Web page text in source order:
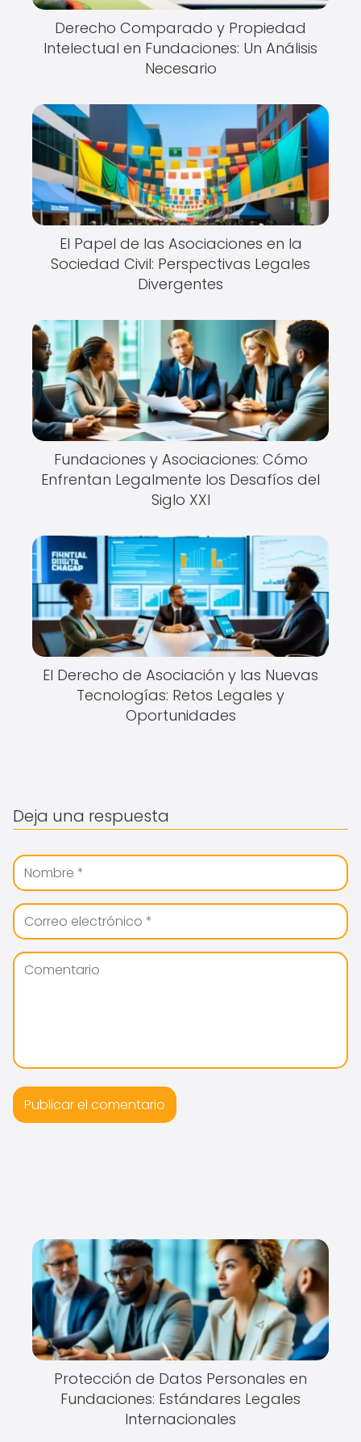
Derecho Comparado y Propiedad
Intelectual en Fundaciones: Un Análisis
Necesario
El Papel de las Asociaciones en la
Sociedad Civil: Perspectivas Legales
Divergentes
Fundaciones y Asociaciones: Cómo
Enfrentan Legalmente los Desafíos del
Siglo XXI
El Derecho de Asociación y las Nuevas
Tecnologías: Retos Legales y
Oportunidades
Deja una respuesta
Protección de Datos Personales en
Fundaciones: Estándares Legales
Internacionales